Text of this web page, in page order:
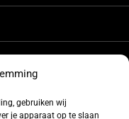
gebruiken wij
je apparaat op te slaan